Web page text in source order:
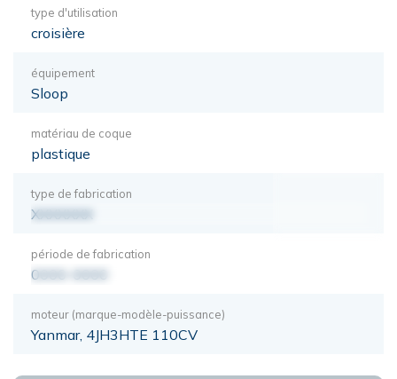
type d'utilisation
croisière
équipement
Sloop
matériau de coque
plastique
type de fabrication
XXXXXXX
période de fabrication
0000-0000
moteur (marque-modèle-puissance)
Yanmar, 4JH3HTE 110CV